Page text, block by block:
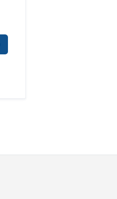
página
de